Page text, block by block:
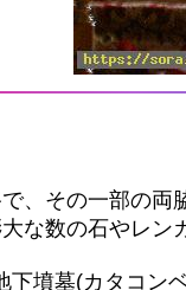
、その一部の両
な数の石やレン
下墳墓(カタコン